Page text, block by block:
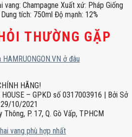
vang: Champagne Xuất xứ: Pháp Giống
tích: 750ml Độ mạnh: 12%
THƯỜNG GẶP
ở đâu
HÃNG!
– GPKD số 0317003916 | Bởi Sở
29/10/2021
P. 17, Q. Gò Vấp, TPHCM
vang phù hợp nhất